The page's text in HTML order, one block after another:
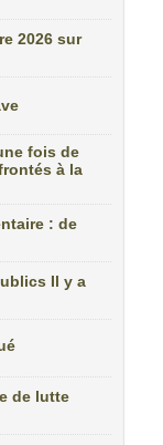
2026 sur
fois de
à la
: de
Il y a
de lutte